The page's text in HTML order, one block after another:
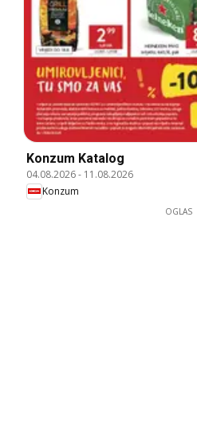
Konzum Katalog
04.08.2026- 11.08.2026
Konzum
OGLAS